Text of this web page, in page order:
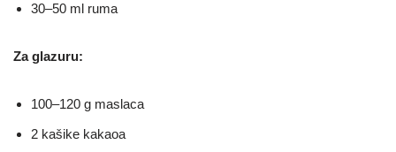
30–50 ml ruma
Za glazuru:
100–120 g maslaca
2 kašike kakaoa